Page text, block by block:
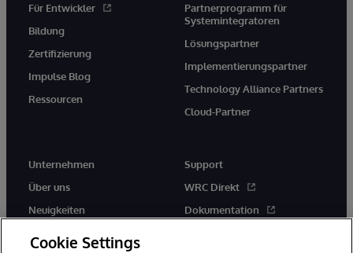
Für Entwickler
Bildung
Zertifizierung
Impulse Blog
Ressourcen
Partnerprogramm für
Systemintegratoren
Lösungspartner
Implementierungspartner
Technology Alliance Partners
Cloud-Partner
Unternehmen
Über uns
Neuigkeiten
Support
WRC Direkt
Dokumentation
Cookie Settings